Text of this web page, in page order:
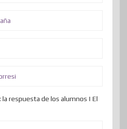
la respuesta de los alumnos | El